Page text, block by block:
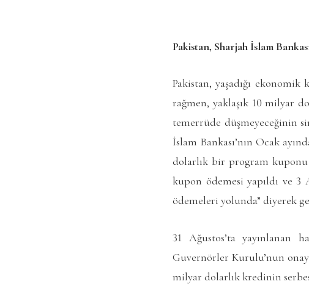
Pakistan, Sharjah İslam
Pakistan, yaşadığı
rağmen, yaklaşık 10 milyar
temerrüde düşmeyeceğinin
İslam Bankası’nın Ocak
dolarlık bir program kuponu
kupon ödemesi yapıldı ve
ödemeleri yolunda” diyerek
31 Ağustos’ta yayınlanan
Guvernörler Kurulu’nun
milyar dolarlık kredinin